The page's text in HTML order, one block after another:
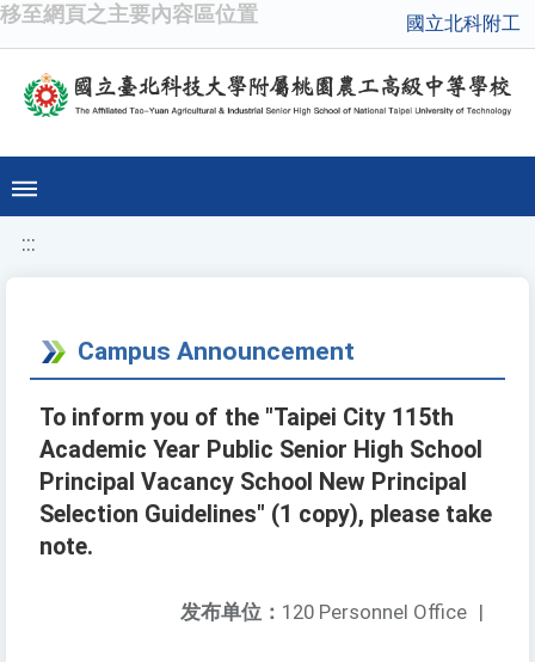
移至網頁之主要內容區位置 國立北科附工
:::
Campus Announcement
To inform you of the "Taipei City 115th
Academic Year Public Senior High School
Principal Vacancy School New Principal
Selection Guidelines" (1 copy), please take
note.
发布单位： 120 Personnel Office |